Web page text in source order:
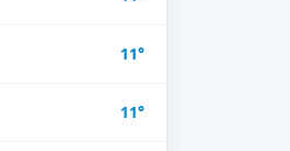
11°
11°